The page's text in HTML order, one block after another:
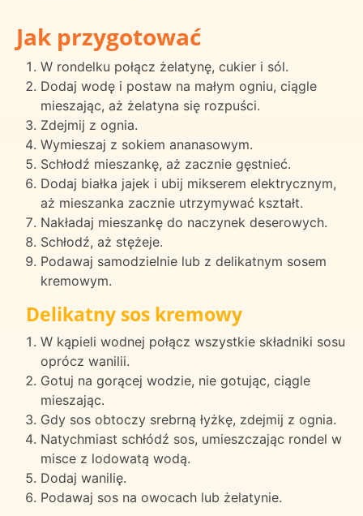
Jak przygotować
W rondelku połącz żelatynę, cukier i sól.
Dodaj wodę i postaw na małym ogniu, ciągle
mieszając, aż żelatyna się rozpuści.
Zdejmij z ognia.
Wymieszaj z sokiem ananasowym.
Schłodź mieszankę, aż zacznie gęstnieć.
Dodaj białka jajek i ubij mikserem elektrycznym,
aż mieszanka zacznie utrzymywać kształt.
Nakładaj mieszankę do naczynek deserowych.
Schłodź, aż stężeje.
Podawaj samodzielnie lub z delikatnym sosem
kremowym.
Delikatny sos kremowy
W kąpieli wodnej połącz wszystkie składniki sosu
oprócz wanilii.
Gotuj na gorącej wodzie, nie gotując, ciągle
mieszając.
Gdy sos obtoczy srebrną łyżkę, zdejmij z ognia.
Natychmiast schłódź sos, umieszczając rondel w
misce z lodowatą wodą.
Dodaj wanilię.
Podawaj sos na owocach lub żelatynie.